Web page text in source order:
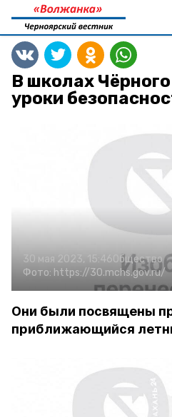
В школах
уроки
30 мая 2023, 15:46Общество
Фото: https://30.mchs.gov.ru/
Они были посвящены
приближающийся